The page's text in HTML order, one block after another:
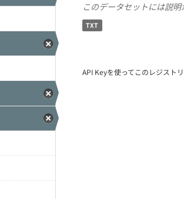
このデータセットには説
TXT
API Keyを使ってこのレジスト